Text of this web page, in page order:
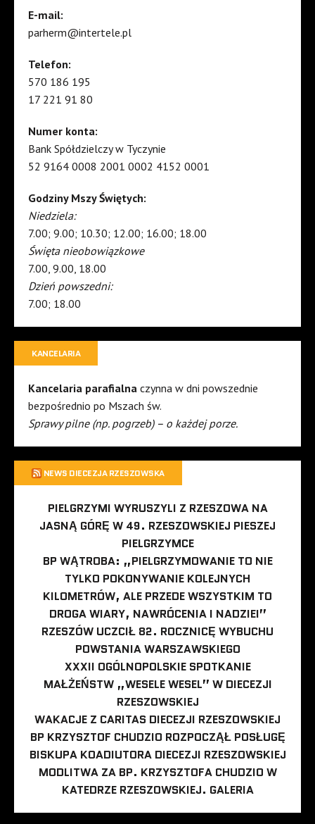
E-mail:
parherm@intertele.pl
Telefon:
570 186 195
17 221 91 80
Numer konta:
Bank Spółdzielczy w Tyczynie
52 9164 0008 2001 0002 4152 0001
Godziny Mszy Świętych:
Niedziela:
7.00; 9.00; 10.30; 12.00; 16.00; 18.00
Święta nieobowiązkowe
7.00, 9.00, 18.00
Dzień powszedni:
7.00; 18.00
KANCELARIA
Kancelaria parafialna czynna w dni powszednie
bezpośrednio po Mszach św.
Sprawy pilne (np. pogrzeb) – o każdej porze.
NEWS DIECEZJA RZESZOWSKA
PIELGRZYMI WYRUSZYLI Z RZESZOWA NA
JASNĄ GÓRĘ W 49. RZESZOWSKIEJ PIESZEJ
PIELGRZYMCE
BP WĄTROBA: „PIELGRZYMOWANIE TO NIE
TYLKO POKONYWANIE KOLEJNYCH
KILOMETRÓW, ALE PRZEDE WSZYSTKIM TO
DROGA WIARY, NAWRÓCENIA I NADZIEI”
RZESZÓW UCZCIŁ 82. ROCZNICĘ WYBUCHU
POWSTANIA WARSZAWSKIEGO
XXXII OGÓLNOPOLSKIE SPOTKANIE
MAŁŻEŃSTW „WESELE WESEL” W DIECEZJI
RZESZOWSKIEJ
WAKACJE Z CARITAS DIECEZJI RZESZOWSKIEJ
BP KRZYSZTOF CHUDZIO ROZPOCZĄŁ POSŁUGĘ
BISKUPA KOADIUTORA DIECEZJI RZESZOWSKIEJ
MODLITWA ZA BP. KRZYSZTOFA CHUDZIO W
KATEDRZE RZESZOWSKIEJ. GALERIA